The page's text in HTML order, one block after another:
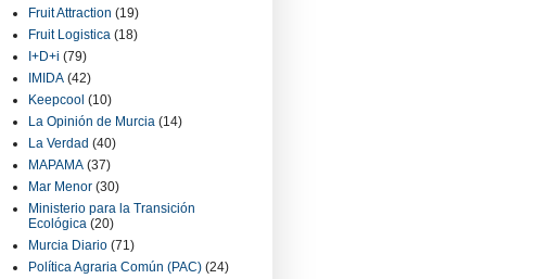
Fruit Attraction (19)
Fruit Logistica (18)
I+D+i (79)
IMIDA (42)
Keepcool (10)
La Opinión de Murcia (14)
La Verdad (40)
MAPAMA (37)
Mar Menor (30)
Ministerio para la Transición
Ecológica (20)
Murcia Diario (71)
Política Agraria Común (PAC) (24)